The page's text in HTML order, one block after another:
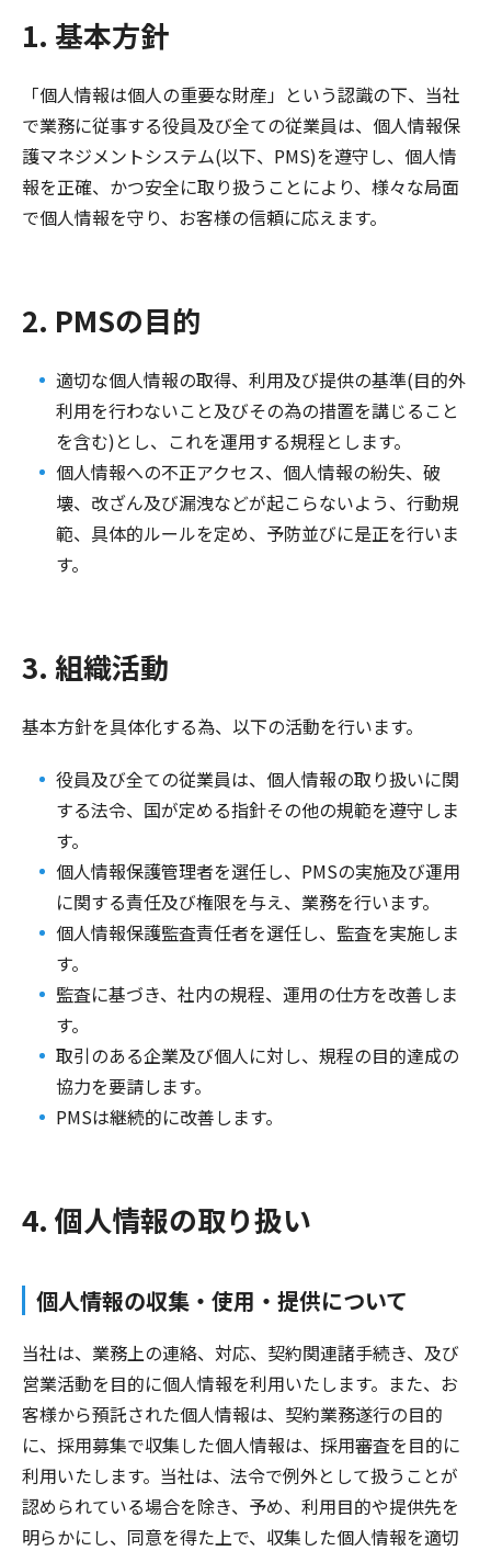
1. 基本方針
「個人情報は個人の重要な財産」という認識の下、当社
で業務に従事する役員及び全ての従業員は、個人情報保
護マネジメントシステム(以下、PMS)を遵守し、個人情
報を正確、かつ安全に取り扱うことにより、様々な局面
で個人情報を守り、お客様の信頼に応えます。
2. PMSの目的
適切な個人情報の取得、利用及び提供の基準(目的外
利用を行わないこと及びその為の措置を講じること
を含む)とし、これを運用する規程とします。
個人情報への不正アクセス、個人情報の紛失、破
壊、改ざん及び漏洩などが起こらないよう、行動規
範、具体的ルールを定め、予防並びに是正を行いま
す。
3. 組織活動
基本方針を具体化する為、以下の活動を行います。
役員及び全ての従業員は、個人情報の取り扱いに関
する法令、国が定める指針その他の規範を遵守しま
す。
個人情報保護管理者を選任し、PMSの実施及び運用
に関する責任及び権限を与え、業務を行います。
個人情報保護監査責任者を選任し、監査を実施しま
す。
監査に基づき、社内の規程、運用の仕方を改善しま
す。
取引のある企業及び個人に対し、規程の目的達成の
協力を要請します。
PMSは継続的に改善します。
4. 個人情報の取り扱い
個人情報の収集・使用・提供について
当社は、業務上の連絡、対応、契約関連諸手続き、及び
営業活動を目的に個人情報を利用いたします。また、お
客様から預託された個人情報は、契約業務遂行の目的
に、採用募集で収集した個人情報は、採用審査を目的に
利用いたします。当社は、法令で例外として扱うことが
認められている場合を除き、予め、利用目的や提供先を
明らかにし、同意を得た上で、収集した個人情報を適切